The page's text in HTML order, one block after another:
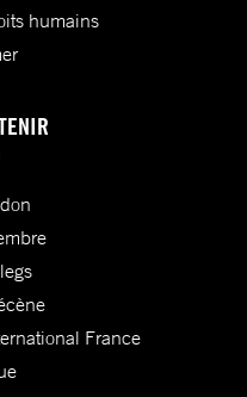
humains
France